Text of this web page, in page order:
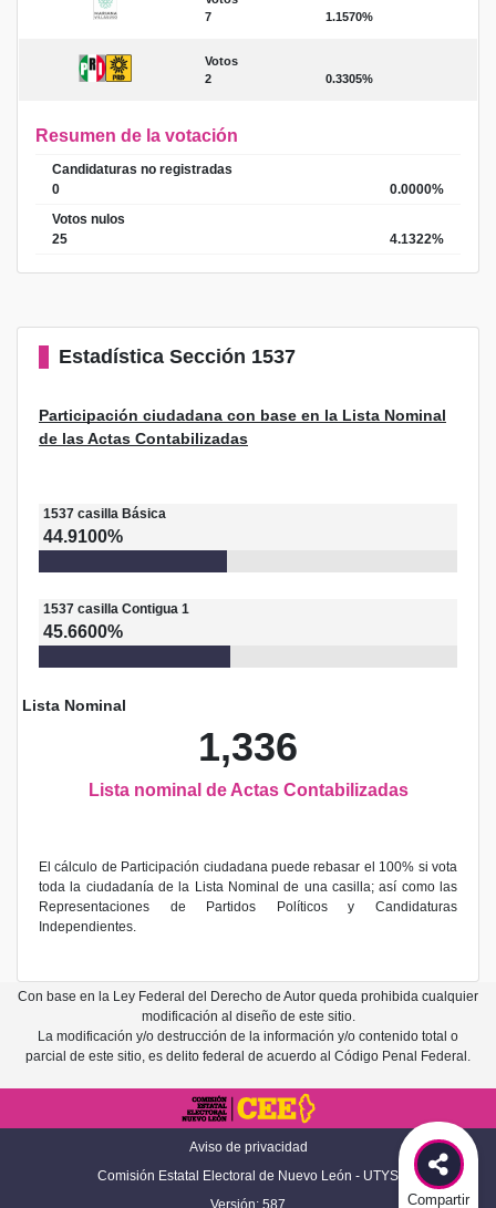
Compartir
7
1.1570%
Votos
2
0.3305%
Resumen de la votación
Candidaturas no registradas
0
0.0000%
Votos nulos
25
4.1322%
Estadística Sección 1537
Participación ciudadana con base en la Lista Nominal
de las Actas Contabilizadas
1537 casilla Básica
44.9100%
1537 casilla Contigua 1
45.6600%
Lista Nominal
1,336
Lista nominal de Actas Contabilizadas
El cálculo de Participación ciudadana puede rebasar el 100% si vota
toda la ciudadanía de la Lista Nominal de una casilla; así como las
Representaciones de Partidos Políticos y Candidaturas
Independientes.
Con base en la Ley Federal del Derecho de Autor queda prohibida cualquier
modificación al diseño de este sitio.
La modificación y/o destrucción de la información y/o contenido total o
parcial de este sitio, es delito federal de acuerdo al Código Penal Federal.
Aviso de privacidad
Comisión Estatal Electoral de Nuevo León - UTYS
Versión: 587